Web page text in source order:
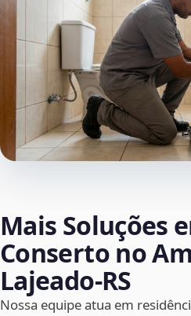
Mais Soluções
Conserto no
Lajeado‑RS
Nossa equipe atua em